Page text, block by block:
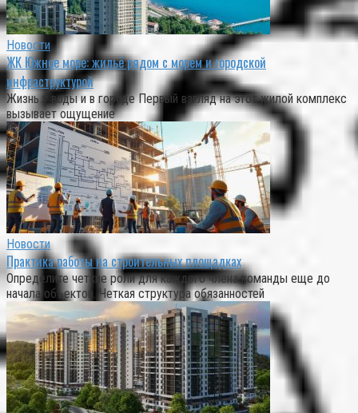
Новости
ЖК Южное море: жильё рядом с морем и городской
инфраструктурой
Жизнь у воды и в городе Первый взгляд на этот жилой комплекс
вызывает ощущение
Новости
Практика работы на строительных площадках
Определите четкие роли для каждого члена команды еще до
начала объектов. Четкая структура обязанностей